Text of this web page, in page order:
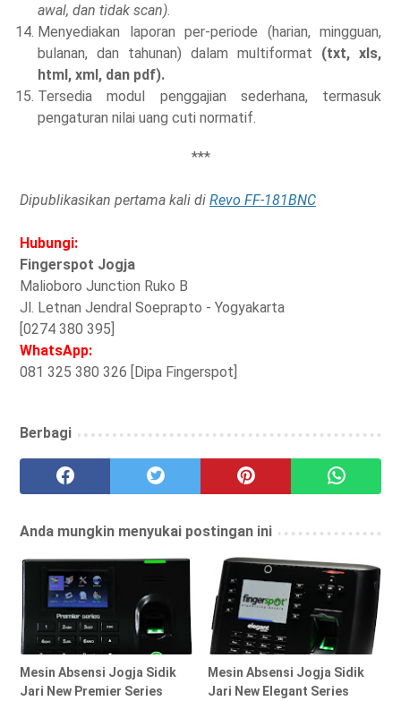
awal, dan tidak scan)
Menyediakan laporan per-periode (harian, mingguan,
bulanan, dan tahunan) dalam multiformat (txt, xls,
html, xml, dan pdf).
Tersedia modul penggajian sederhana, termasuk
pengaturan nilai uang cuti normatif.
***
Dipublikasikan pertama kali di Revo FF-181BNC
Hubungi:
Fingerspot Jogja
Malioboro Junction Ruko B
Jl. Letnan Jendral Soeprapto - Yogyakarta
[0274 380 395]
WhatsApp:
081 325 380 326 [Dipa Fingerspot]
Berbagi
Anda mungkin menyukai postingan ini
Mesin Absensi Jogja Sidik
Jari New Premier Series
Mesin Absensi Jogja Sidik
Jari New Elegant Series